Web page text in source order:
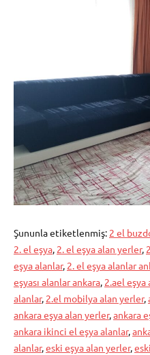
Şununla etiketlenmiş: 2 el
2. el eşya, 2. el eşya alan yerler,
eşya alanlar, 2. el eşya alanlar
eşyası alanlar ankara, 2.ael eşya
alanlar, 2.el mobilya alan yerler,
ankara eşya alan yerler,ankara
ankara ikinci el eşya alanlar,
alanlar,eski eşya alan yerler,